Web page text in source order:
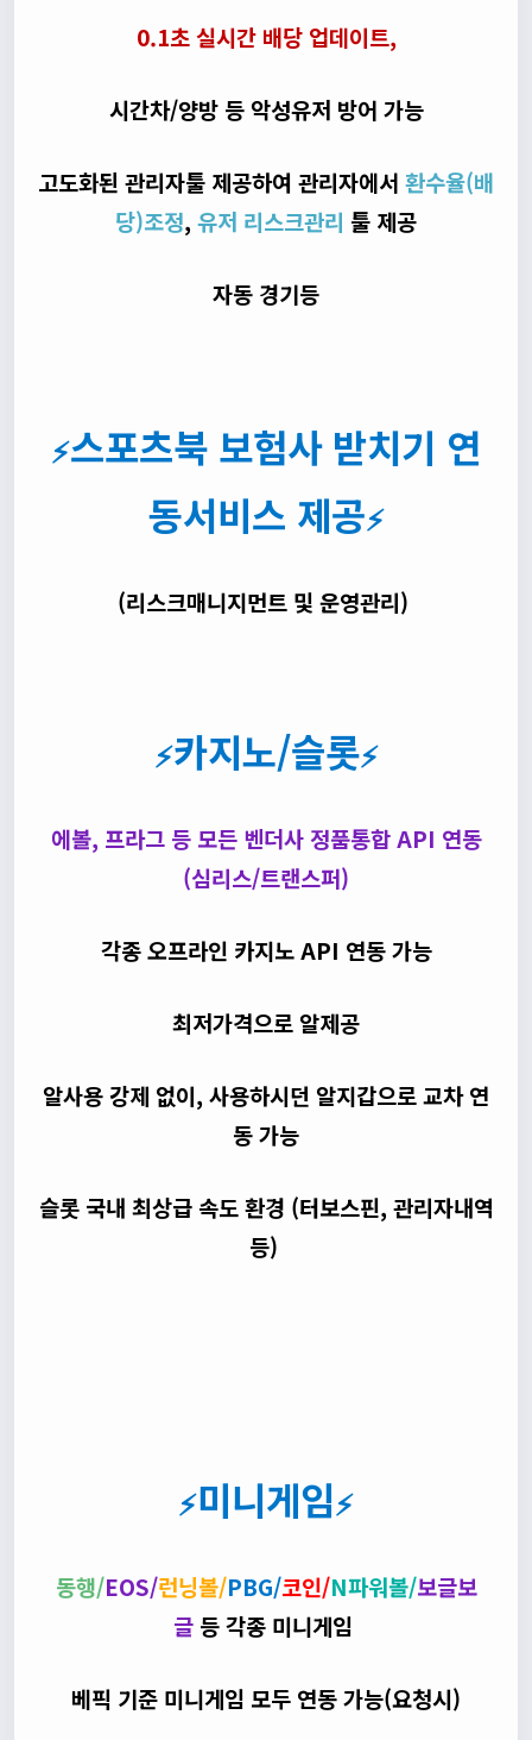
0.1초 실시간 배당 업데이트,
시간차/양방 등 악성유저 방어 가능
고도화된 관리자툴 제공하여 관리자에서 환수율(배
당)조정, 유저 리스크관리 툴 제공
자동 경기등
⚡스포츠북 보험사 받치기 연
동서비스 제공⚡
(리스크매니지먼트 및 운영관리)
⚡카지노/슬롯⚡
에볼, 프라그 등 모든 벤더사 정품통합 API 연동
(심리스/트랜스퍼)
각종 오프라인 카지노 API 연동 가능
최저가격으로 알제공
알사용 강제 없이, 사용하시던 알지갑으로 교차 연
동 가능
슬롯 국내 최상급 속도 환경 (터보스핀, 관리자내역
등)
⚡미니게임⚡
동행/EOS/런닝볼/PBG/코인/N파워볼/보글보
글 등 각종 미니게임
베픽 기준 미니게임 모두 연동 가능(요청시)